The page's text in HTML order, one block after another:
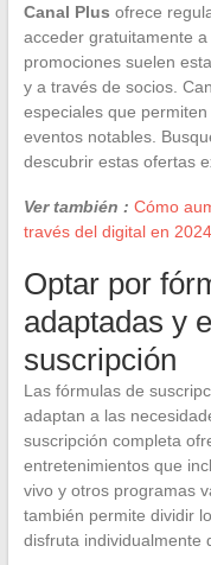
Canal Plus ofrece
acceder gratuitamente
promociones suelen
y a través de socios.
especiales que
eventos notables.
descubrir estas ofertas
Ver también : Cómo
través del digital en 2024
Optar por
adaptadas y
suscripción
Las fórmulas de
adaptan a las
suscripción completa
entretenimientos que
vivo y otros programas
también permite dividir
disfruta individualmente